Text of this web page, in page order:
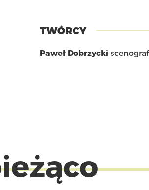
TWÓRCY
Paweł Dobrzycki scenograf